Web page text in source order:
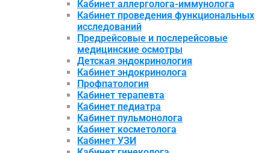
Кабинет аллерголога-иммунолога
Кабинет проведения функциональных
исследований
Предрейсовые и послерейсовые
медицинские осмотры
Детская эндокринология
Кабинет эндокринолога
Профпатология
Кабинет терапевта
Кабинет педиатра
Кабинет пульмонолога
Кабинет косметолога
Кабинет УЗИ